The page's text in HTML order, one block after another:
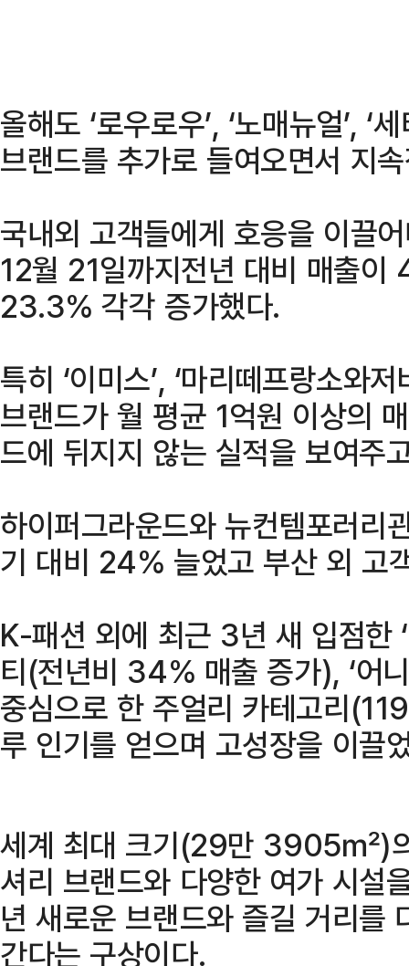
올해도 ‘로우로우’, ‘노매뉴얼’, ‘
브랜드를 추가로 들여오면서 지
국내외 고객들에게 호응을 이끌
12월 21일까지전년 대비 매출
23.3% 각각 증가했다.
특히 ‘이미스’, ‘마리떼프랑소와
브랜드가 월 평균 1억원 이상의
드에 뒤지지 않는 실적을 보여주
하이퍼그라운드와 뉴컨템포러리
기 대비 24% 늘었고 부산 외 고
K-패션 외에 최근 3년 새 입점한
티(전년비 34% 매출 증가), ‘어
중심으로 한 주얼리 카테고리
루 인기를 얻으며 고성장을 이끌
세계 최대 크기(29만 3905㎡)
셔리 브랜드와 다양한 여가 시설
년 새로운 브랜드와 즐길 거리를
간다는 구상이다.